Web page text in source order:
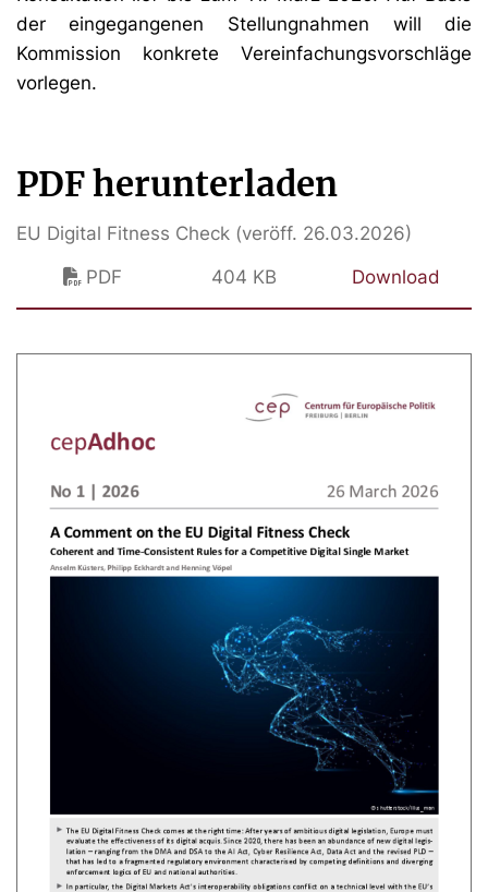
der eingegangenen Stellungnahmen will die
Kommission konkrete Vereinfachungsvorschläge
vorlegen.
PDF herunterladen
EU Digital Fitness Check (veröff. 26.03.2026)
PDF
404 KB Download